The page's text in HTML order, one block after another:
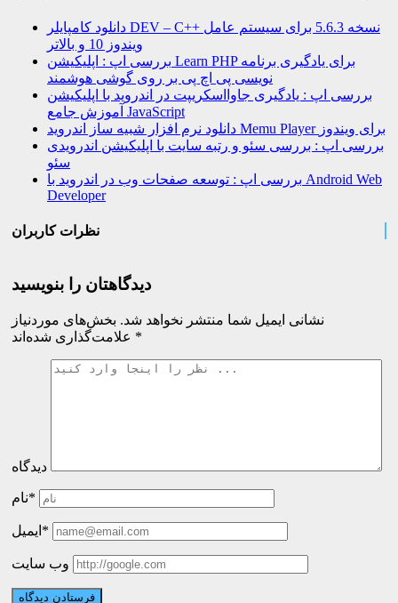
دانلود کامپایلر DEV – C++ نسخه 5.6.3 برای سیستم عامل
ویندوز 10 و بالاتر
بررسی اپ : اپلیکیشن Learn PHP برای یادگیری برنامه
نویسی پی اچ پی بر روی گوشی هوشمند
بررسی اپ : یادگیری جاوااسکریپت در اندروید با اپلیکیشن
آموزش جامع JavaScript
دانلود نرم افزار شبیه ساز اندروید Memu Player برای ویندوز
بررسی اپ : بررسی سئو و رتبه سایت با اپلیکیشن اندرویدی
سئو
بررسی اپ : توسعه صفحات وب در اندروید با Android Web
Developer
نظرات کاربران
دیدگاهتان را بنویسید
نشانی ایمیل شما منتشر نخواهد شد. بخش‌های موردنیاز
*
دیدگاه
نام*
ایمیل*
وب سایت